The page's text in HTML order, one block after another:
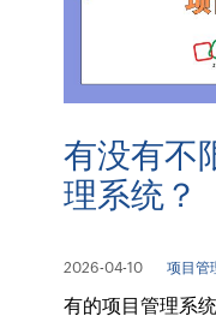
有没有不
理系统？
2026-04-10 项目管
有的项目管理系